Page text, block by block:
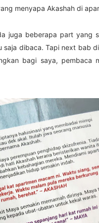
menyapa Akashah di
juga beberapa part yang
saja dibaca. Tapi next bab
bagi saya, pembaca